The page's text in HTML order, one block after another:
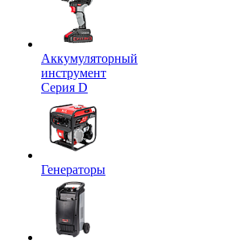
Аккумуляторный
инструмент
Серия D
Генераторы